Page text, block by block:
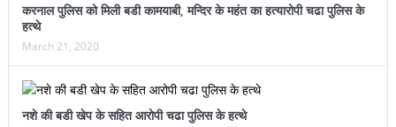
करनाल पुलिस को मिली बडी कामयाबी, मन्दिर के महंत का हत्यारोपी चढा पुलिस के
हत्थे
March 21, 2020
नशे की बडी खेप के सहित आरोपी चढा पुलिस के हत्थे